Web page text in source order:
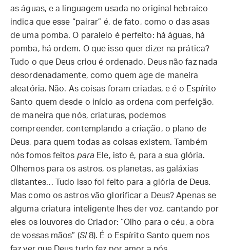
as águas, e a linguagem usada no original hebraico
indica que esse “pairar” é, de fato, como o das asas
de uma pomba. O paralelo é perfeito: há águas, há
pomba, há ordem. O que isso quer dizer na prática?
Tudo o que Deus criou é ordenado. Deus não faz nada
desordenadamente, como quem age de maneira
aleatória. Não. As coisas foram criadas, e é o Espírito
Santo quem desde o início as ordena com perfeição,
de maneira que nós, criaturas, podemos
compreender, contemplando a criação, o plano de
Deus, para quem todas as coisas existem. Também
nós fomos feitos para Ele, isto é, para a sua glória.
Olhemos para os astros, os planetas, as galáxias
distantes… Tudo isso foi feito para a glória de Deus.
Mas como os astros vão glorificar a Deus? Apenas se
alguma criatura inteligente lhes der voz, cantando por
eles os louvores do Criador: “Olho para o céu, a obra
de vossas mãos” (Sl8). É o Espírito Santo quem nos